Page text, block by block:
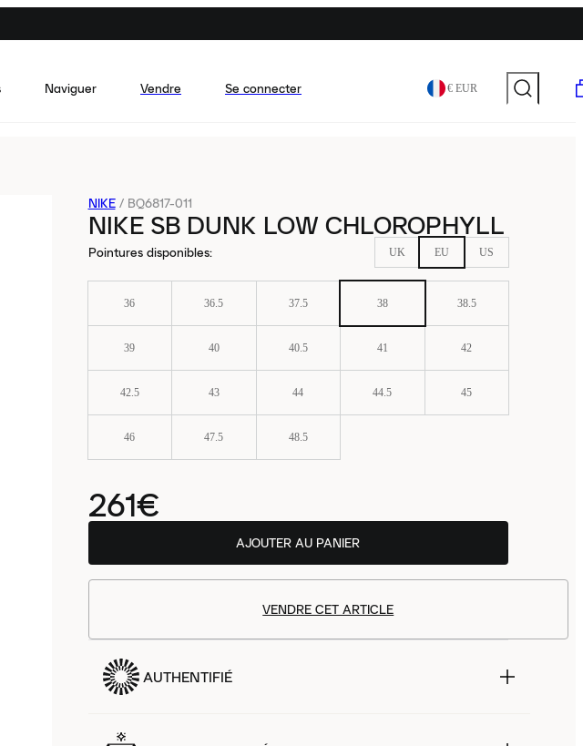
Naviguer Vendre Se connecter € EUR
NIKE / BQ6817-011
NIKE SB DUNK LOW CHLOROPHYLL
Pointures disponibles: UK EU US
36 36.5 37.5 38 38.5
39 40 40.5 41 42
42.5 43 44 44.5 45
46 47.5 48.5
261€
AJOUTER AU PANIER
VENDRE CET ARTICLE
AUTHENTIFIÉ